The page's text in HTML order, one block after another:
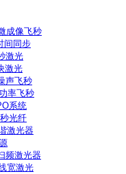
成像飞秒
间同步
激光
激光
声飞秒
率飞秒
系统
光纤
激光器
频激光器
宽激光